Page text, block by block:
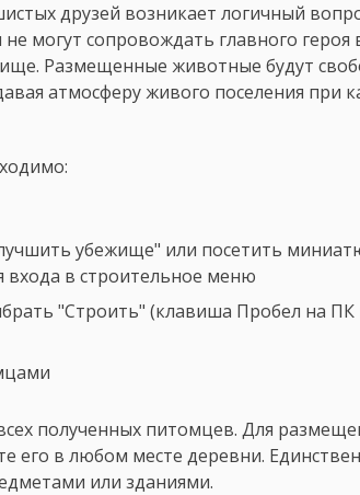
друзей возникает логичный
могут сопровождать главного героя
Размещенные животные будут
атмосферу живого поселения при
убежище" или посетить
в строительное меню
"Строить" (клавиша Пробел на ПК
полученных питомцев. Для
его в любом месте деревни.
или зданиями.